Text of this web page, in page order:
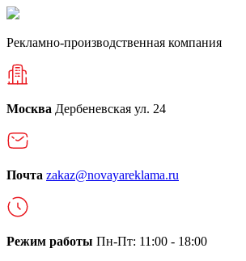
Рекламно-производственная компания
Москва Дербеневская ул. 24
Почта zakaz@novayareklama.ru
Режим работы Пн-Пт: 11:00 - 18:00